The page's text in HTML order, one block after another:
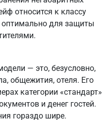
относится к классу
оптимально для защиты
— это, безусловно,
общежития, отеля. Его
категории «стандарт»
и денег гостей.
гораздо шире.